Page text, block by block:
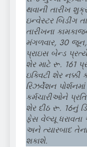
થવાની તારીખ
ઇન્વેસ્ટર બિડીંગ
તારીખના
મંગળવાર, 30
પ્રાઇસ બેન્ડ
શેર માટે રૂ. 161
ઇક્વિટી શેર
રિઝર્વેશન
કર્મચારીઓને
શેર દીઠ રૂ. 16નું
ફેસ વેલ્યૂ ધરાવતા
અને ત્યારબાદ
શકાશે.